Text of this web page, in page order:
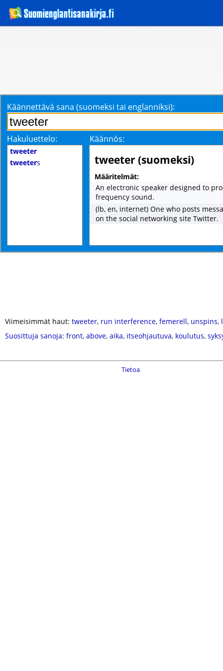
Käännettävä sana (suomeksi tai englanniksi):
Hakuluettelo: Käännös:
tweeter
tweeters tweeter (suomeksi)
Määritelmät:
An electronic speaker designed to
frequency sound.
(lb, en, internet) One who posts
on the social networking site Twitter.
Viimeisimmät haut: tweeter, run interference, femerell, unspins,
Suosittuja sanoja: front, above, aika, itseohjautuva, koulutus,
Tietoa